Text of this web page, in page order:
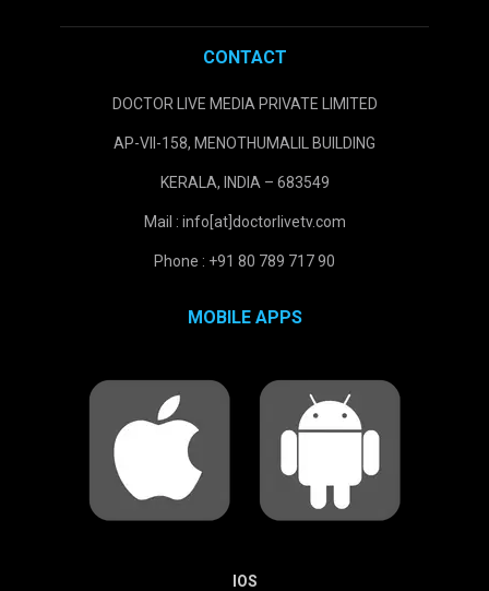
CONTACT
DOCTOR LIVE MEDIA PRIVATE LIMITED
AP-VII-158, MENOTHUMALIL BUILDING
KERALA, INDIA – 683549
Mail : info[at]doctorlivetv.com
Phone : +91 80 789 717 90
MOBILE APPS
IOS